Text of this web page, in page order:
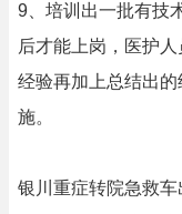
9、培训出一批有技
后才能上岗，医护
经验再加上总结出
施。
银川重症转院急救